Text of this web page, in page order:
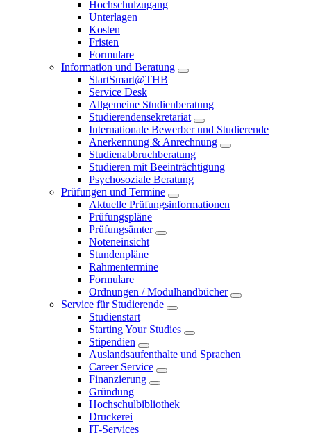
Hochschulzugang
Unterlagen
Kosten
Fristen
Formulare
Information und Beratung
StartSmart@THB
Service Desk
Allgemeine Studienberatung
Studierendensekretariat
Internationale Bewerber und Studierende
Anerkennung & Anrechnung
Studienabbruchberatung
Studieren mit Beeinträchtigung
Psychosoziale Beratung
Prüfungen und Termine
Aktuelle Prüfungsinformationen
Prüfungspläne
Prüfungsämter
Noteneinsicht
Stundenpläne
Rahmentermine
Formulare
Ordnungen / Modulhandbücher
Service für Studierende
Studienstart
Starting Your Studies
Stipendien
Auslandsaufenthalte und Sprachen
Career Service
Finanzierung
Gründung
Hochschulbibliothek
Druckerei
IT-Services